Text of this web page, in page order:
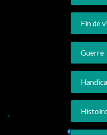
Fin de
Guerre